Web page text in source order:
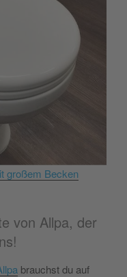
großem Becken
von Allpa, der
brauchst du auf